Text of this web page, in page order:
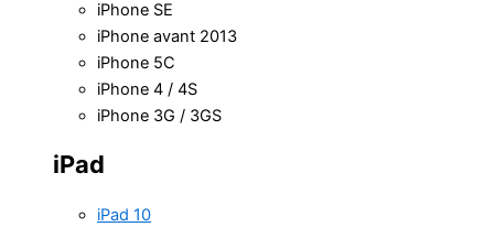
iPhone SE
iPhone avant 2013
iPhone 5C
iPhone 4 / 4S
iPhone 3G / 3GS
iPad
iPad 10